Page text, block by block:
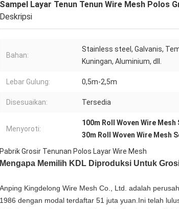
Sampel Layar Tenun Tenun Wire Mesh Polos
Deskripsi
Bahan:
Stainless steel, Galvanis,
Kuningan, Aluminium, dll.
Lebar Gulung: 0,5m-2,5m
Disesuaikan: Tersedia
Menyoroti:
100m Roll Woven Wire Mesh
30m Roll Woven Wire Mesh
Pabrik Grosir Tenunan Polos Layar Wire Mesh
Mengapa Memilih KDL Diproduksi Untuk
Anping Kingdelong Wire Mesh Co., Ltd. adalah
1986 dengan modal terdaftar 51 juta yuan.Ini telah